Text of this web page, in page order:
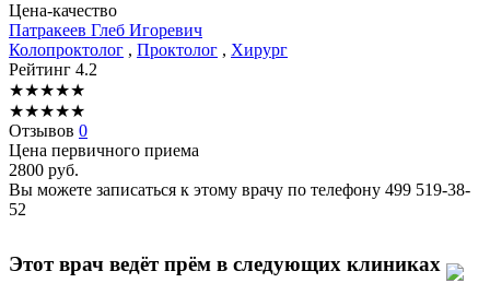
Цена-качество
Патракеев Глеб Игоревич
Колопроктолог , Проктолог , Хирург
Рейтинг 4.2
★★★★★
★★★★★
Отзывов 0
Цена первичного приема
2800 руб.
Вы можете записаться к этому врачу по телефону 499 519-38-
52
Этот врач ведёт прём в следующих клиниках